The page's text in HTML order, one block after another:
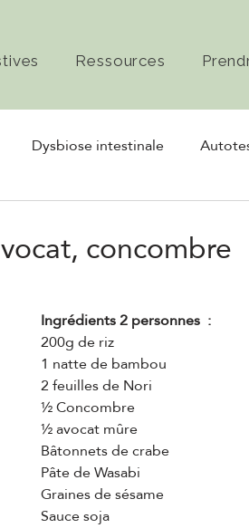
Ressources
Dysbiose intestinale
concombre
Ingrédients 2 personnes  :
200g de riz
1 natte de bambou
2 feuilles de Nori
½ Concombre
½ avocat mûre
Bâtonnets de crabe
Pâte de Wasabi
Graines de sésame
Sauce soja